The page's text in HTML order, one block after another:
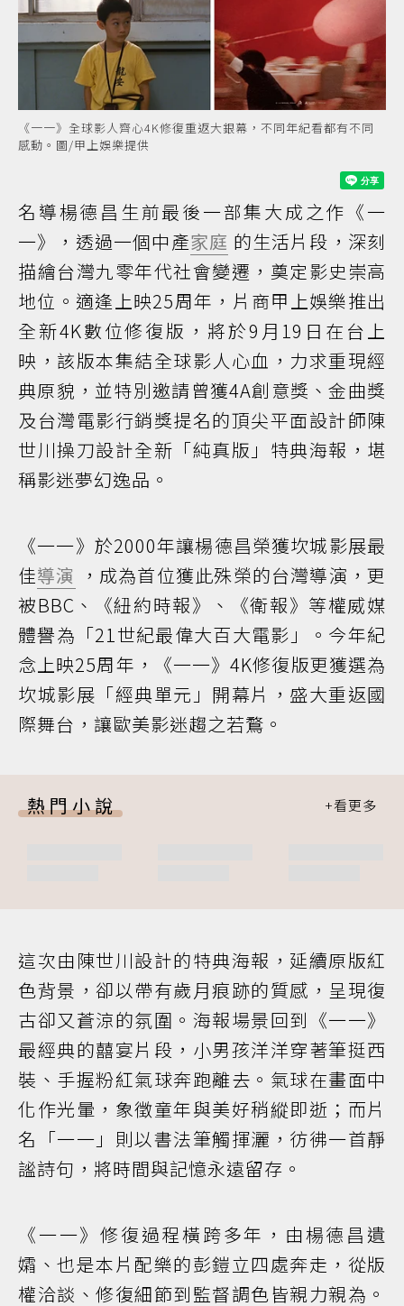
《一一》全球影人齊心4K修復重返大銀幕，不同年紀看都有不同
感動。圖/甲上娛樂提供
名導楊德昌生前最後一部集大成之作《一
一》，透過一個中產家庭 的生活片段，深刻
描繪台灣九零年代社會變遷，奠定影史崇高
地位。適逢上映25周年，片商甲上娛樂推出
全新4K數位修復版，將於9月19日在台上
映，該版本集結全球影人心血，力求重現經
典原貌，並特別邀請曾獲4A創意獎、金曲獎
及台灣電影行銷獎提名的頂尖平面設計師陳
世川操刀設計全新「純真版」特典海報，堪
稱影迷夢幻逸品。
《一一》於2000年讓楊德昌榮獲坎城影展最
佳導演 ，成為首位獲此殊榮的台灣導演，更
被BBC、《紐約時報》、《衛報》等權威媒
體譽為「21世紀最偉大百大電影」。今年紀
念上映25周年，《一一》4K修復版更獲選為
坎城影展「經典單元」開幕片，盛大重返國
際舞台，讓歐美影迷趨之若鶩。
熱門小說
這次由陳世川設計的特典海報，延續原版紅
色背景，卻以帶有歲月痕跡的質感，呈現復
古卻又蒼涼的氛圍。海報場景回到《一一》
最經典的囍宴片段，小男孩洋洋穿著筆挺西
裝、手握粉紅氣球奔跑離去。氣球在畫面中
化作光暈，象徵童年與美好稍縱即逝；而片
名「一一」則以書法筆觸揮灑，彷彿一首靜
謐詩句，將時間與記憶永遠留存。
《一一》修復過程橫跨多年，由楊德昌遺
孀、也是本片配樂的彭鎧立四處奔走，從版
權洽談、修復細節到監督調色皆親力親為。